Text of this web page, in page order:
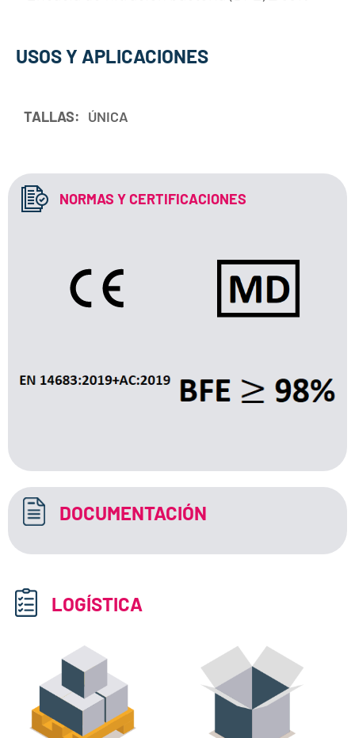
USOS Y APLICACIONES
TALLAS: ÚNICA
NORMAS Y CERTIFICACIONES
DOCUMENTACIÓN
LOGÍSTICA